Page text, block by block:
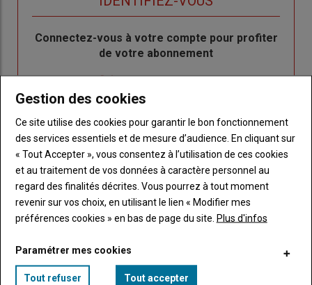
Body
Connectez-vous à votre compte pour profiter
de votre abonnement
Lien
"Créer
nouveau
compte"
Créer un nouveau compte
Lien
votre
mot
de
passe"
Réinitialiser votre mot de passe
Lien
"Je
me
connecte"
Je me connecte
Sous-
titre
Vous n'êtes pas abonné(e)
TITRE CRÉEZ UN COMPTE
BodyChoisissez votre formule et créez votre
compte pour accéder à tout Caracterres.
Gestion des cookies
Ce site utilise des cookies pour garantir le bon fonctionnement
des services essentiels et de mesure d’audience. En cliquant sur
« Tout Accepter », vous consentez à l’utilisation de ces cookies
et au traitement de vos données à caractère personnel au
regard des finalités décrites. Vous pourrez à tout moment
revenir sur vos choix, en utilisant le lien « Modifier mes
préférences cookies » en bas de page du site. Plus d'infos
Paramétrer mes cookies
Tout refuser Tout accepter